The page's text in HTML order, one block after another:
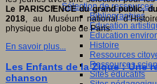
Sélection de ressources
Bibliographies
Education
Education
Histoire
Ressources
Ressources
Sites éducatifs
Le PARISCIENCE du grand public,
2018, au Muséum national
physique du globe de Paris.
En savoir plus...
Les Enfants de la Zique : Une
chanson